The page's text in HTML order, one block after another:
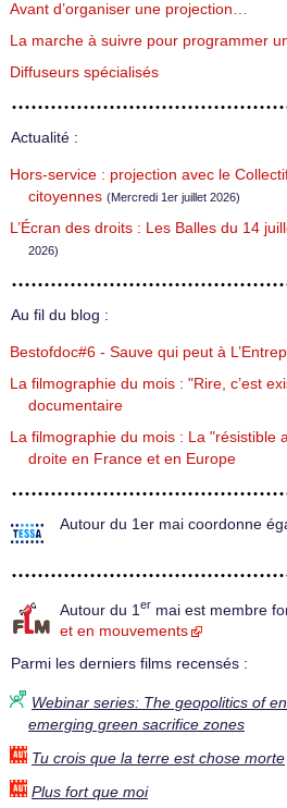
Avant d’organiser une projection…
La marche à suivre pour programmer
Diffuseurs spécialisés
Actualité :
Hors-service : projection avec le
citoyennes (Mercredi 1er juillet 2026)
L’Écran des droits : Les Balles du 14
2026)
Au fil du blog :
Bestofdoc#6 - Sauve qui peut à
La filmographie du mois : "Rire, c’est
documentaire
La filmographie du mois : La "résistible
droite en France et en Europe
Autour du 1er mai coordonne
Autour du 1 er mai est membre
et en mouvements
Parmi les derniers films recensés :
Webinar series: The geopolitics of
emerging green sacrifice zones
Tu crois que la terre est chose morte
Plus fort que moi